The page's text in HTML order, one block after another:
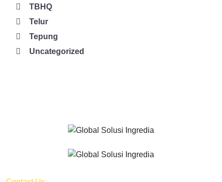
TBHQ
Telur
Tepung
Uncategorized